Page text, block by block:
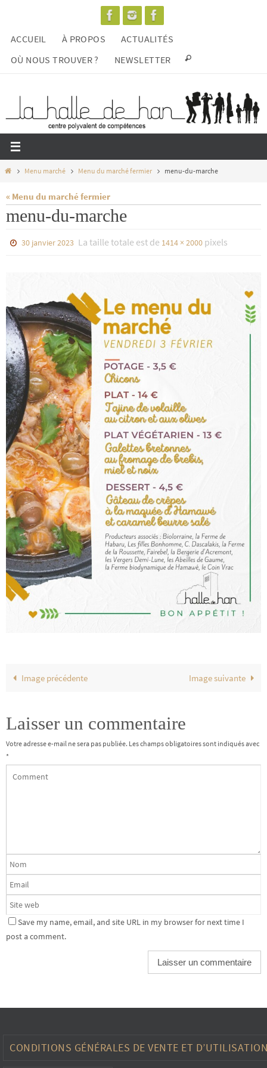
contenu
ACCUEIL À PROPOS
ACTUALITÉS
OÙ NOUS TROUVER ?
NEWSLETTER
HomeMenu marché Menu du marché fermier menu-du-marche
« Menu du marché fermier
menu-du-marche
30 janvier 2023 La taille totale est de 1414 × 2000 pixels
Image précédente Image suivante
Laisser un commentaire
Votre adresse e-mail ne sera pas publiée. Les champs obligatoires sont indiqués avec
*
Save my name, email, and site URL in my browser for next time I
post a comment.
CONDITIONS GÉNÉRALES DE VENTE ET